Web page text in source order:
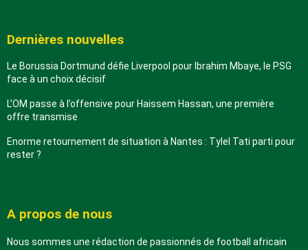
Dernières nouvelles
Le Borussia Dortmund défie Liverpool pour Ibrahim Mbaye, le PSG
face à un choix décisif
L’OM passe à l’offensive pour Haissem Hassan, une première
offre transmise
Enorme retournement de situation à Nantes : Tylel Tati parti pour
rester ?
A propos de nous
Nous sommes une rédaction de passionnés de football africain